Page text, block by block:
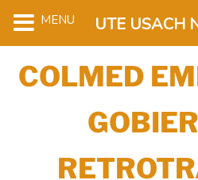
COLMED
MENU UTE USACH